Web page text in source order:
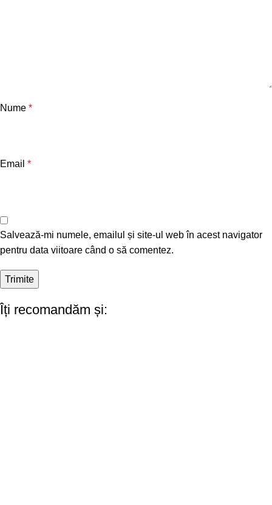
Nume *
Email *
Salvează-mi numele, emailul și site-ul web în acest navigator
pentru data viitoare când o să comentez.
Îți recomandăm și: